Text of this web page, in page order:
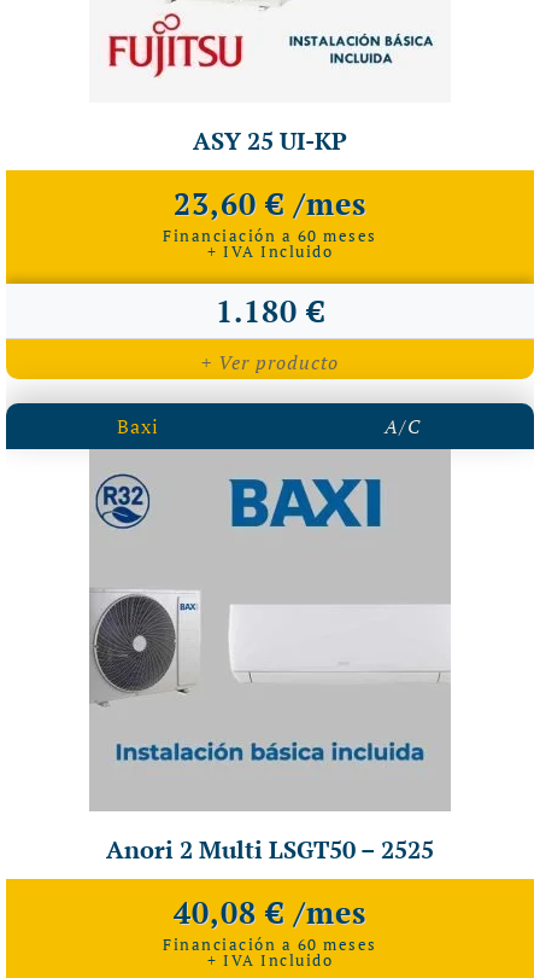
ASY 25 UI-KP
23,60 € /mes
Financiación a 60 meses
+ IVA Incluido
1.180 €
+ Ver producto
Baxi A/C
Anori 2 Multi LSGT50 – 2525
40,08 € /mes
Financiación a 60 meses
+ IVA Incluido